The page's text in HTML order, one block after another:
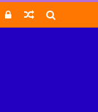
Random
Log